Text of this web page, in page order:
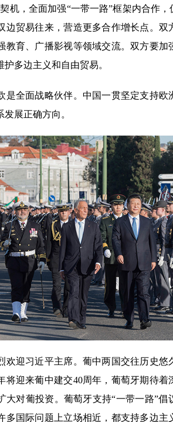
机，全面加强“一带一路”框架内合作
边贸易往来，营造更多合作增长点。
教育、广播影视等领域交流。双方要
多边主义和自由贸易。
全面战略伙伴。中国一贯坚定支持欧
展正确方向。
迎习近平主席。葡中两国交往历史悠
将迎来葡中建交40周年，葡萄牙期待
大对葡投资。葡萄牙支持“一带一路”
多国际问题上立场相近，都支持多边